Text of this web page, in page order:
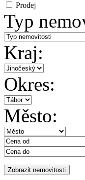
Prodej
Typ
Kraj:
Okres:
Město: